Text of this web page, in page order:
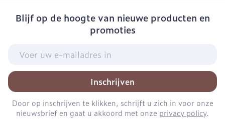
Blijf op de hoogte van nieuwe producten en
promoties
Inschrijven
Door op inschrijven te klikken, schrijft u zich in voor onze
nieuwsbrief en gaat u akkoord met onze privacy policy.